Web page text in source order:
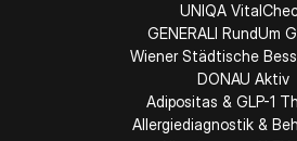
UNIQA
GENERALI RundUm
Wiener Städtische
DONAU Aktiv
Adipositas & GLP-1
Allergiediagnostik &